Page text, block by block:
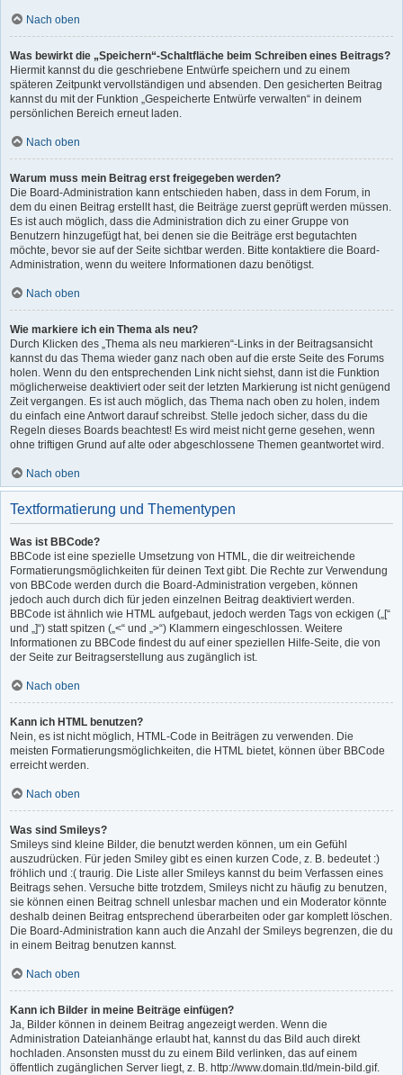
Nach oben
Was bewirkt die „Speichern“-Schaltfläche beim Schreiben eines Beitrags?
Hiermit kannst du die geschriebene Entwürfe speichern und zu einem
späteren Zeitpunkt vervollständigen und absenden. Den gesicherten Beitrag
kannst du mit der Funktion „Gespeicherte Entwürfe verwalten“ in deinem
persönlichen Bereich erneut laden.
Nach oben
Warum muss mein Beitrag erst freigegeben werden?
Die Board-Administration kann entschieden haben, dass in dem Forum, in
dem du einen Beitrag erstellt hast, die Beiträge zuerst geprüft werden müssen.
Es ist auch möglich, dass die Administration dich zu einer Gruppe von
Benutzern hinzugefügt hat, bei denen sie die Beiträge erst begutachten
möchte, bevor sie auf der Seite sichtbar werden. Bitte kontaktiere die Board-
Administration, wenn du weitere Informationen dazu benötigst.
Nach oben
Wie markiere ich ein Thema als neu?
Durch Klicken des „Thema als neu markieren“-Links in der Beitragsansicht
kannst du das Thema wieder ganz nach oben auf die erste Seite des Forums
holen. Wenn du den entsprechenden Link nicht siehst, dann ist die Funktion
möglicherweise deaktiviert oder seit der letzten Markierung ist nicht genügend
Zeit vergangen. Es ist auch möglich, das Thema nach oben zu holen, indem
du einfach eine Antwort darauf schreibst. Stelle jedoch sicher, dass du die
Regeln dieses Boards beachtest! Es wird meist nicht gerne gesehen, wenn
ohne triftigen Grund auf alte oder abgeschlossene Themen geantwortet wird.
Nach oben
Textformatierung und Thementypen
Was ist BBCode?
BBCode ist eine spezielle Umsetzung von HTML, die dir weitreichende
Formatierungsmöglichkeiten für deinen Text gibt. Die Rechte zur Verwendung
von BBCode werden durch die Board-Administration vergeben, können
jedoch auch durch dich für jeden einzelnen Beitrag deaktiviert werden.
BBCode ist ähnlich wie HTML aufgebaut, jedoch werden Tags von eckigen („[“
und „]“) statt spitzen („<“ und „>“) Klammern eingeschlossen. Weitere
Informationen zu BBCode findest du auf einer speziellen Hilfe-Seite, die von
der Seite zur Beitragserstellung aus zugänglich ist.
Nach oben
Kann ich HTML benutzen?
Nein, es ist nicht möglich, HTML-Code in Beiträgen zu verwenden. Die
meisten Formatierungsmöglichkeiten, die HTML bietet, können über BBCode
erreicht werden.
Nach oben
Was sind Smileys?
Smileys sind kleine Bilder, die benutzt werden können, um ein Gefühl
auszudrücken. Für jeden Smiley gibt es einen kurzen Code, z. B. bedeutet :)
fröhlich und :( traurig. Die Liste aller Smileys kannst du beim Verfassen eines
Beitrags sehen. Versuche bitte trotzdem, Smileys nicht zu häufig zu benutzen,
sie können einen Beitrag schnell unlesbar machen und ein Moderator könnte
deshalb deinen Beitrag entsprechend überarbeiten oder gar komplett löschen.
Die Board-Administration kann auch die Anzahl der Smileys begrenzen, die du
in einem Beitrag benutzen kannst.
Nach oben
Kann ich Bilder in meine Beiträge einfügen?
Ja, Bilder können in deinem Beitrag angezeigt werden. Wenn die
Administration Dateianhänge erlaubt hat, kannst du das Bild auch direkt
hochladen. Ansonsten musst du zu einem Bild verlinken, das auf einem
öffentlich zugänglichen Server liegt, z. B. http://www.domain.tld/mein-bild.gif.